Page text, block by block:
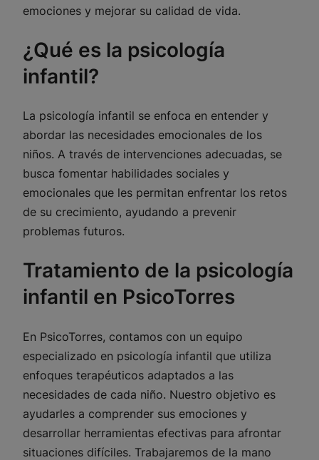
emociones y mejorar su calidad de vida.
¿Qué es la psicología
infantil?
La psicología infantil se enfoca en entender y
abordar las necesidades emocionales de los
niños. A través de intervenciones adecuadas, se
busca fomentar habilidades sociales y
emocionales que les permitan enfrentar los retos
de su crecimiento, ayudando a prevenir
problemas futuros.
Tratamiento de la psicología
infantil en PsicoTorres
En PsicoTorres, contamos con un equipo
especializado en psicología infantil que utiliza
enfoques terapéuticos adaptados a las
necesidades de cada niño. Nuestro objetivo es
ayudarles a comprender sus emociones y
desarrollar herramientas efectivas para afrontar
situaciones difíciles. Trabajaremos de la mano